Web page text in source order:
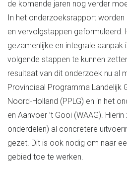
de komende jaren nog verder
In het onderzoeksrapport worden
en vervolgstappen geformuleerd.
gezamenlijke en integrale aanpak
volgende stappen te kunnen
resultaat van dit onderzoek nu al
Provinciaal Programma Landelijk
Noord-Holland (PPLG) en in het
en Aanvoer ’t Gooi (WAAG).
onderdelen) al concretere
gezet. Dit is ook nodig om naar
gebied toe te werken.